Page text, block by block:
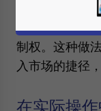
领域获得市场
或实体的名义
制权。这种做
入市场的捷径
在实际操